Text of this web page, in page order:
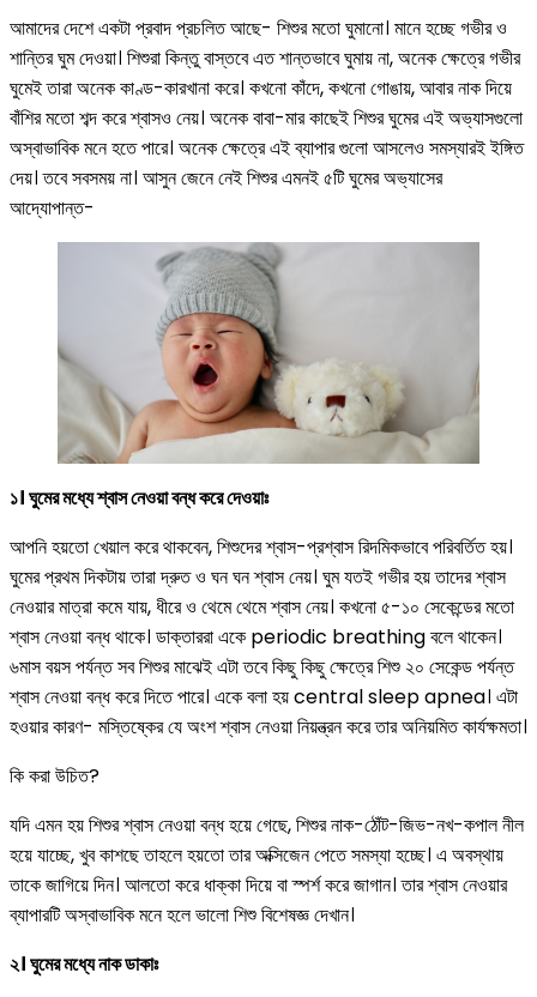
আমাদের দেশে একটা প্রবাদ প্রচলিত আছে- শিশুর মতো ঘুমানো। মানে হচ্ছে গভীর ও
শান্তির ঘুম দেওয়া। শিশুরা কিন্তু বাস্তবে এত শান্তভাবে ঘুমায় না, অনেক ক্ষেত্রে গভীর
ঘুমেই তারা অনেক কাণ্ড-কারখানা করে। কখনো কাঁদে, কখনো গোঙায়, আবার নাক দিয়ে
বাঁশির মতো শব্দ করে শ্বাসও নেয়। অনেক বাবা-মার কাছেই শিশুর ঘুমের এই অভ্যাসগুলো
অস্বাভাবিক মনে হতে পারে। অনেক ক্ষেত্রে এই ব্যাপার গুলো আসলেও সমস্যারই ইঙ্গিত
দেয়। তবে সবসময় না। আসুন জেনে নেই শিশুর এমনই ৫টি ঘুমের অভ্যাসের
আদ্যোপান্ত-
১। ঘুমের মধ্যে শ্বাস নেওয়া বন্ধ করে দেওয়াঃ
আপনি হয়তো খেয়াল করে থাকবেন, শিশুদের শ্বাস-প্রশ্বাস রিদমিকভাবে পরিবর্তিত হয়।
ঘুমের প্রথম দিকটায় তারা দ্রুত ও ঘন ঘন শ্বাস নেয়। ঘুম যতই গভীর হয় তাদের শ্বাস
নেওয়ার মাত্রা কমে যায়, ধীরে ও থেমে থেমে শ্বাস নেয়। কখনো ৫-১০ সেকেন্ডের মতো
শ্বাস নেওয়া বন্ধ থাকে। ডাক্তাররা একে periodic breathing বলে থাকেন।
৬মাস বয়স পর্যন্ত সব শিশুর মাঝেই এটা তবে কিছু কিছু ক্ষেত্রে শিশু ২০ সেকেন্ড পর্যন্ত
শ্বাস নেওয়া বন্ধ করে দিতে পারে। একে বলা হয় central sleep apnea। এটা
হওয়ার কারণ- মস্তিষ্কের যে অংশ শ্বাস নেওয়া নিয়ন্ত্রন করে তার অনিয়মিত কার্যক্ষমতা।
কি করা উচিত?
যদি এমন হয় শিশুর শ্বাস নেওয়া বন্ধ হয়ে গেছে, শিশুর নাক-ঠোঁট-জিভ-নখ-কপাল নীল
হয়ে যাচ্ছে, খুব কাশছে তাহলে হয়তো তার অক্সিজেন পেতে সমস্যা হচ্ছে। এ অবস্থায়
তাকে জাগিয়ে দিন। আলতো করে ধাক্কা দিয়ে বা স্পর্শ করে জাগান। তার শ্বাস নেওয়ার
ব্যাপারটি অস্বাভাবিক মনে হলে ভালো শিশু বিশেষজ্ঞ দেখান।
২। ঘুমের মধ্যে নাক ডাকাঃ